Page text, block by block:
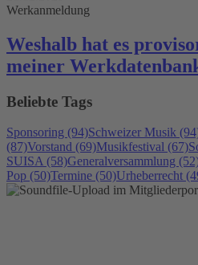
Werkanmeldung
Weshalb hat es
meiner
Beliebte Tags
Sponsoring (94)Schweizer Musik
(87)Vorstand (69)Musikfestival (67)
SUISA (58)Generalversammlung
Pop (50)Termine (50)Urheberrecht